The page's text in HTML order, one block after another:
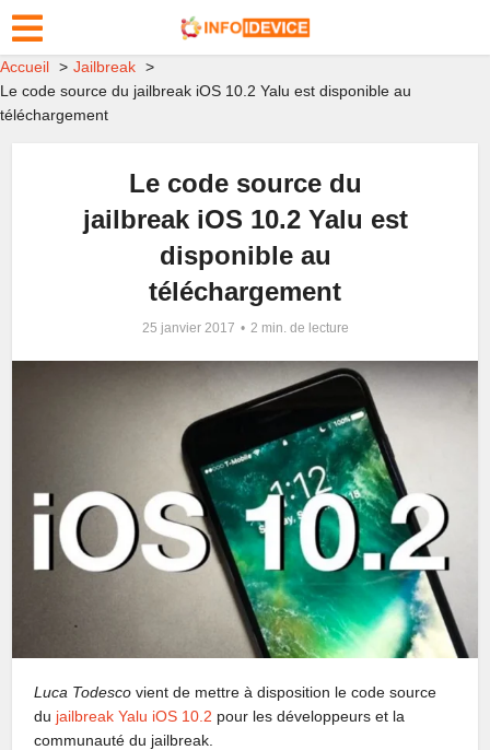
Accueil
Jailbreak
Le code source du jailbreak iOS 10.2 Yalu est disponible au
téléchargement
Le code source du
jailbreak iOS 10.2 Yalu est
disponible au
téléchargement
25 janvier 2017 2 min. de lecture
Luca Todesco vient de mettre à disposition le code source
du jailbreak Yalu iOS 10.2 pour les développeurs et la
communauté du jailbreak.